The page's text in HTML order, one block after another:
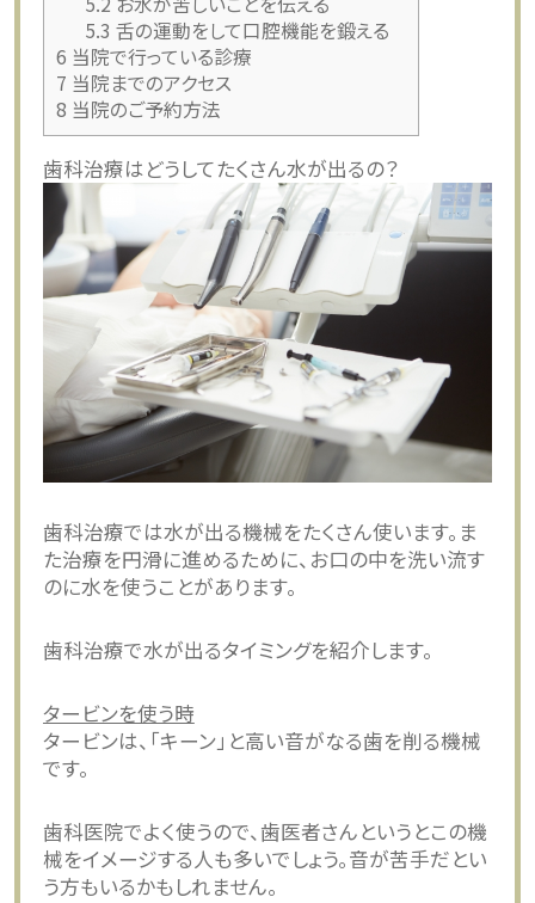
5.3 舌の運動をして口腔機能を鍛える
6 当院で行っている診療
7 当院までのアクセス
8 当院のご予約方法
歯科治療はどうしてたくさん水が出るの？
歯科治療では水が出る機械をたくさん使います。ま
た治療を円滑に進めるために、お口の中を洗い流す
のに水を使うことがあります。
歯科治療で水が出るタイミングを紹介します。
タービンを使う時
タービンは、「キーン」と高い音がなる歯を削る機械
です。
歯科医院でよく使うので、歯医者さんというとこの機
械をイメージする人も多いでしょう。音が苦手だとい
う方もいるかもしれません。